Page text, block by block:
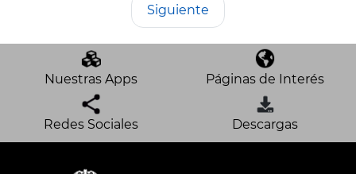
Siguiente
Nuestras Apps Páginas de Interés
Redes Sociales Descargas